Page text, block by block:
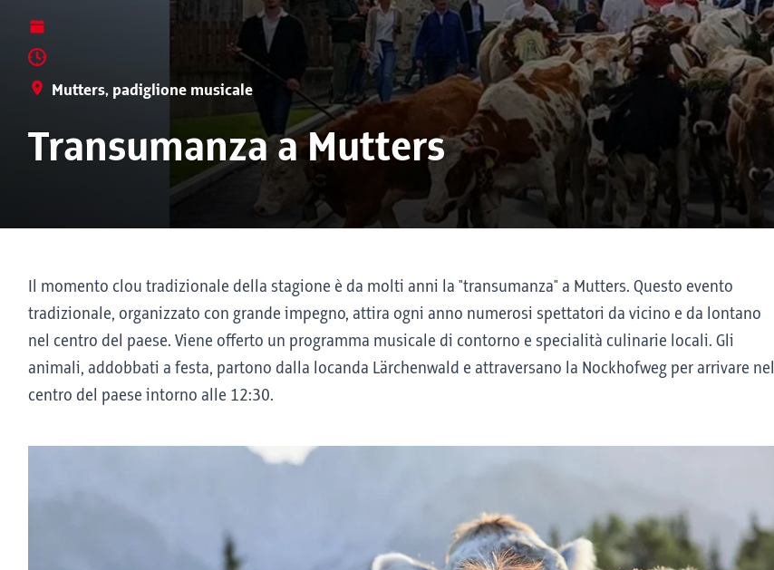
Mutters, padiglione musicale
Transumanza a Mutters
Il momento clou tradizionale della stagione è da molti anni la "transumanza" a Mutters. Questo evento
tradizionale, organizzato con grande impegno, attira ogni anno numerosi spettatori da vicino e da lontano
nel centro del paese. Viene offerto un programma musicale di contorno e specialità culinarie locali. Gli
animali, addobbati a festa, partono dalla locanda Lärchenwald e attraversano la Nockhofweg per arrivare nel
centro del paese intorno alle 12:30.